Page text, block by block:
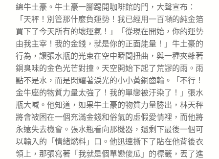
總牛土豪。牛土豪一腳踢開咖啡館的門，大聲宣布：
「天秤！別管那什麼負運勢！我已經用一百噸的純金箔
買下了今天所有的壞運氣！」「從現在開始，你的運勢
由我主宰！我的金錢，就是你的正面能量！」牛土豪的
行為，讓張水瓶的光束在空中瞬間扭曲，與一種夾雜著
銅臭味的金色光芒對撞。天空開始下起了荒謬的雨。雨
點不是水，而是閃耀著淚光的小小黃銅齒輪。「不行！
金牛座的物質力量太強了！我的單戀被汙染了！」張水
瓶大喊。他知道，如果牛土豪的物質力量勝出，林天秤
將會被困在一個充滿金錢和俗氣的虛假愛情裡，而他將
永遠失去機會。張水瓶看向那機器，還剩下最後一個可
以輸入的「情緒燃料」口。他迅速撕下了貼在他背後衣
領上，那張寫著「我就是個單戀傻瓜」的標籤，丟了進